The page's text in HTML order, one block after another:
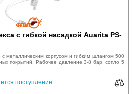
с гибкой насадкой Auarita PS-
с металлическим корпусом и гибким шлангом 500
покрытий. Рабочее давление 3-8 бар, сопло 5
поступление